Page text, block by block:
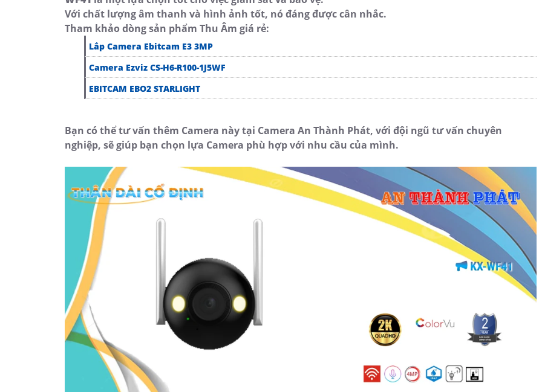
Với chất lượng âm thanh và hình ảnh tốt, nó đáng được cân nhắc.
Tham khảo dòng sản phẩm Thu Âm giá rẻ:
Lắp Camera Ebitcam E3 3MP
Camera Ezviz CS-H6-R100-1J5WF
EBITCAM EBO2 STARLIGHT
Bạn có thể tư vấn thêm Camera này tại Camera An Thành Phát, với đội ngũ tư vấn chuyên
nghiệp, sẽ giúp bạn chọn lựa Camera phù hợp với nhu cầu của mình.